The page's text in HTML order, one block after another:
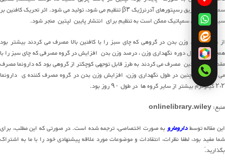
سمپاتیک از طریق رسپتورهای آدرنرژیک β۳ تنظیم می شود، تولید می شود. اثر تحریک کافئین بر
سیستم عصبی سمپاتیک ممکن است به تنظیم برای انتشار پایین لپتین منجر شود.
از دست دادن وزن بدن در گروهی که چای سبز را با کافئین بالا مصرف می کردند بیشتر بود
همچنین، در طول دوره نگهداری وزن ، درصد وزن بدن افزایش در گروه مصرفی که چای سبز را با
مقدار کمی کافئین مصرف می کردند به طرز قابل توجهی کوچکتر از گروهی بود که دارونما مصرف
می کردند. همچنین در طول نگهداری وزن، افزایش وزن بدن در گروه مصرف کننده ی دارونما
۲٫۲ کیلوگرم بیشتر از سایر گروه ها در طول ۹۰ روز بود.
منبع:onlinelibrary.wiley
این مقاله توسطداروماروبه صورت اختصاصی، ترجمه شده است. در صورتی که این مطلب، برای
شما مفید بود، لطفا نظرات، انتقادات و موضوعات مورد علاقه پیشنهادی خود را با ما به اشتراک
بگذارید.َ